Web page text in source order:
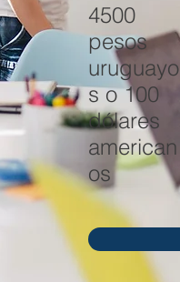
4500
pesos
uruguayo
s o 100
dólares
american
os